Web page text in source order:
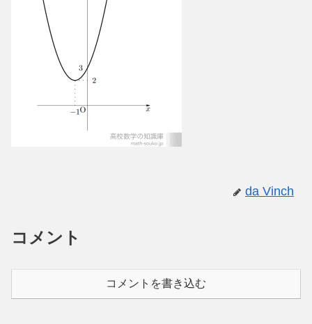
da Vinch
コメント
コメントを書き込む